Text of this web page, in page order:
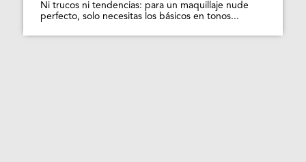
Ni trucos ni tendencias: para un maquillaje nude
perfecto, solo necesitas los básicos en tonos...